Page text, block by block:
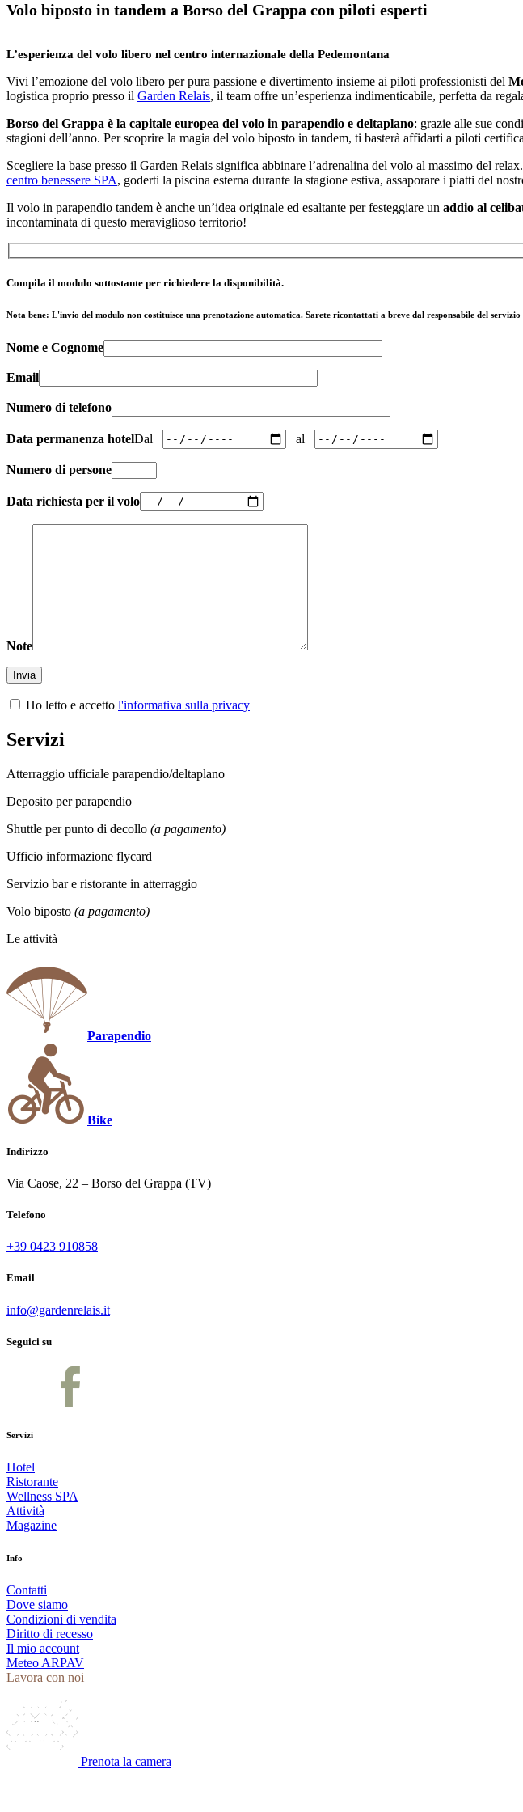
Volo biposto in tandem a Borso del Grappa con piloti esperti
L’esperienza del volo libero nel centro internazionale della Pedemontana
Vivi l’emozione del volo libero per pura passione e divertimento insieme ai piloti professionisti del
logistica proprio presso il Garden Relais, il team offre un’esperienza indimenticabile, perfetta da
Borso del Grappa è la capitale europea del volo in parapendio e deltaplano: grazie alle sue
stagioni dell’anno. Per scoprire la magia del volo biposto in tandem, ti basterà affidarti a piloti
Scegliere la base presso il Garden Relais significa abbinare l’adrenalina del volo al massimo del
centro benessere SPA, goderti la piscina esterna durante la stagione estiva, assaporare i piatti del
Il volo in parapendio tandem è anche un’idea originale ed esaltante per festeggiare un addio al
incontaminata di questo meraviglioso territorio!
Compila il modulo sottostante per richiedere la disponibilità.
Nota bene: L'invio del modulo non costituisce una prenotazione automatica. Sarete ricontattati a breve dal responsabile del
Nome e Cognome
Email
Numero di telefono
Data permanenza hotelDal al
Numero di persone
Data richiesta per il volo
Note
Ho letto e accetto l'informativa sulla privacy
Servizi
Atterraggio ufficiale parapendio/deltaplano
Deposito per parapendio
Shuttle per punto di decollo (a pagamento)
Ufficio informazione flycard
Servizio bar e ristorante in atterraggio
Volo biposto (a pagamento)
Le attività
Parapendio
Bike
Indirizzo
Via Caose, 22 – Borso del Grappa (TV)
Telefono
+39 0423 910858
Email
info@gardenrelais.it
Seguici su
Servizi
Hotel
Ristorante
Wellness SPA
Attività
Magazine
Info
Contatti
Dove siamo
Condizioni di vendita
Diritto di recesso
Il mio account
Meteo ARPAV
Lavora con noi
Prenota la camera